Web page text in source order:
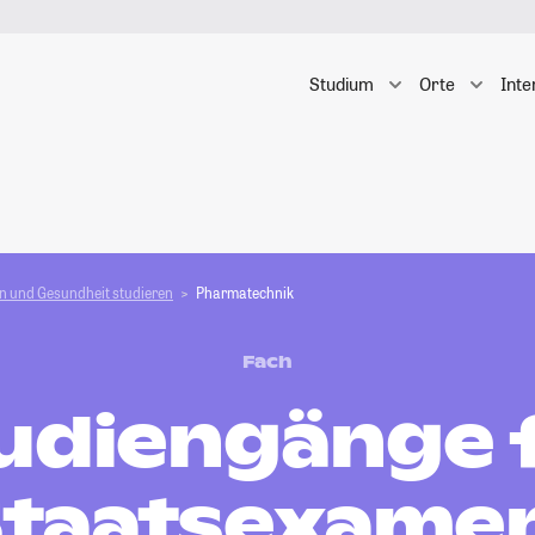
Studium Orte
und Gesundheit studieren Pharmatechnik
Fach